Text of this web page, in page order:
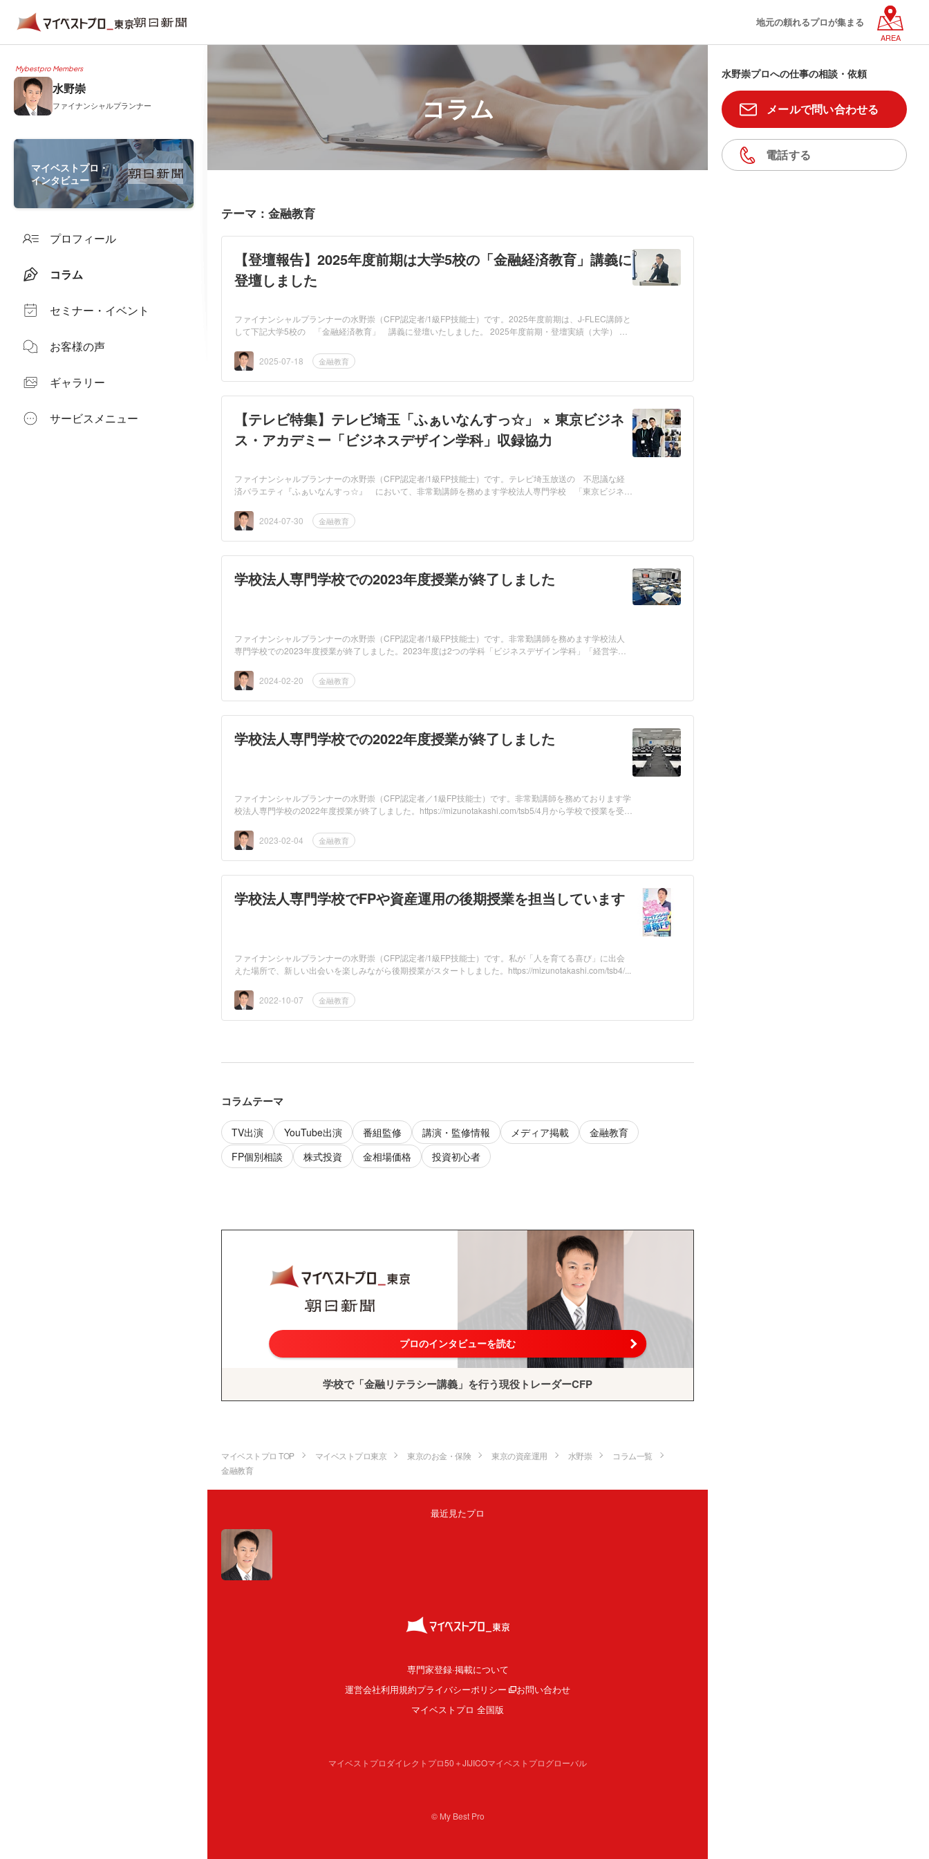
地元の頼れるプロが集まる
AREA
Mybestpro Members
水野崇
ファイナンシャルプランナー
マイベストプロ・
インタビュー
プロフィール
コラム
セミナー・イベント
お客様の声
ギャラリー
サービスメニュー
コラム
テーマ：金融教育
【登壇報告】2025年度前期は大学5校の「金融経済教育」講義に
登壇しました
ファイナンシャルプランナーの水野崇（CFP認定者/1級FP技能士）です。2025年度前期は、J-FLEC講師と
して下記大学5校の 「金融経済教育」 講義に登壇いたしました。 2025年度前期・登壇実績（大学） ◆
2025-07-18
金融教育
【テレビ特集】テレビ埼玉「ふぁいなんすっ☆」 × 東京ビジネ
ス・アカデミー「ビジネスデザイン学科」収録協力
ファイナンシャルプランナーの水野崇（CFP認定者/1級FP技能士）です。テレビ埼玉放送の 不思議な経
済バラエティ『ふぁいなんすっ☆』 において、非常勤講師を務めます学校法人専門学校 「東京ビジネ
2024-07-30
金融教育
学校法人専門学校での2023年度授業が終了しました
ファイナンシャルプランナーの水野崇（CFP認定者/1級FP技能士）です。非常勤講師を務めます学校法人
専門学校での2023年度授業が終了しました。2023年度は2つの学科「ビジネスデザイン学科」「経営学
2024-02-20
金融教育
学校法人専門学校での2022年度授業が終了しました
ファイナンシャルプランナーの水野崇（CFP認定者／1級FP技能士）です。非常勤講師を務めております学
校法人専門学校の2022年度授業が終了しました。https://mizunotakashi.com/tsb5/4月から学校で授業を受
2023-02-04
金融教育
学校法人専門学校でFPや資産運用の後期授業を担当しています
ファイナンシャルプランナーの水野崇（CFP認定者/1級FP技能士）です。私が「人を育てる喜び」に出会
えた場所で、新しい出会いを楽しみながら後期授業がスタートしました。https://mizunotakashi.com/tsb4/...
2022-10-07 金融教育
コラムテーマ
TV出演 YouTube出演 番組監修 講演・監修情報 メディア掲載
金融教育
FP個別相談
株式投資 金相場価格 投資初心者
プロのインタビューを読む
学校で「金融リテラシー講義」を行う現役トレーダーCFP
マイベストプロ TOP マイベストプロ東京 東京のお金・保険 東京の資産運用 水野崇
コラム一覧
金融教育
最近見たプロ
専門家登録·掲載について
運営会社利用規約プライバシーポリシー
お問い合わせ
マイベストプロ 全国版
マイベストプロダイレクト プロ50＋JIJICOマイベストプログローバル
© My Best Pro
水野崇プロへの仕事の相談・依頼
メールで問い合わせる
電話する